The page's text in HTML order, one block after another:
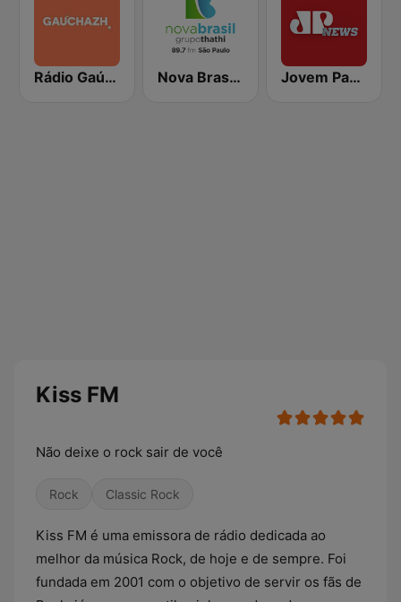
Rádio Gaúcha ZH Nova Brasil 89.7 SP Jovem Pan News
Kiss FM
Não deixe o rock sair de você
Rock Classic Rock
Kiss FM é uma emissora de rádio dedicada ao
melhor da música Rock, de hoje e de sempre. Foi
fundada em 2001 com o objetivo de servir os fãs de